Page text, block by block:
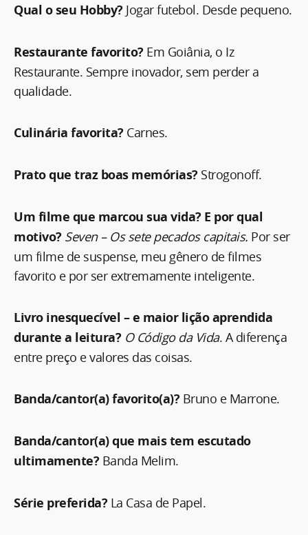
Qual o seu Hobby? Jogar futebol. Desde pequeno.
Restaurante favorito?Em Goiânia, o Iz
Restaurante. Sempre inovador, sem perder a
qualidade.
Culinária favorita? Carnes.
Prato que traz boas memórias?Strogonoff.
Um filme que marcou sua vida? E por qual
motivo? Seven – Os sete pecados capitais. Por ser
um filme de suspense, meu gênero de filmes
favorito e por ser extremamente inteligente.
Livro inesquecível – e maior lição aprendida
durante a leitura? O Código da Vida. A diferença
entre preço e valores das coisas.
Banda/cantor(a) favorito(a)?Bruno e Marrone.
Banda/cantor(a) que mais tem escutado
ultimamente?Banda Melim.
Série preferida?La Casa de Papel.